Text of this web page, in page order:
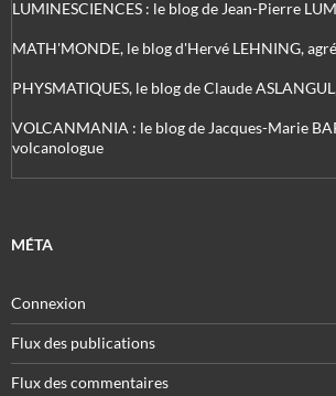
LUMINESCIENCES : le blog de Jean-Pierre
MATH'MONDE, le blog d'Hervé LEHNING,
PHYSMATIQUES, le blog de Claude
VOLCANMANIA : le blog de Jacques-Marie
volcanologue
MÉTA
Connexion
Flux des publications
Flux des commentaires